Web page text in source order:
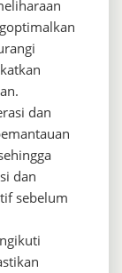
dan
dan
sebelum